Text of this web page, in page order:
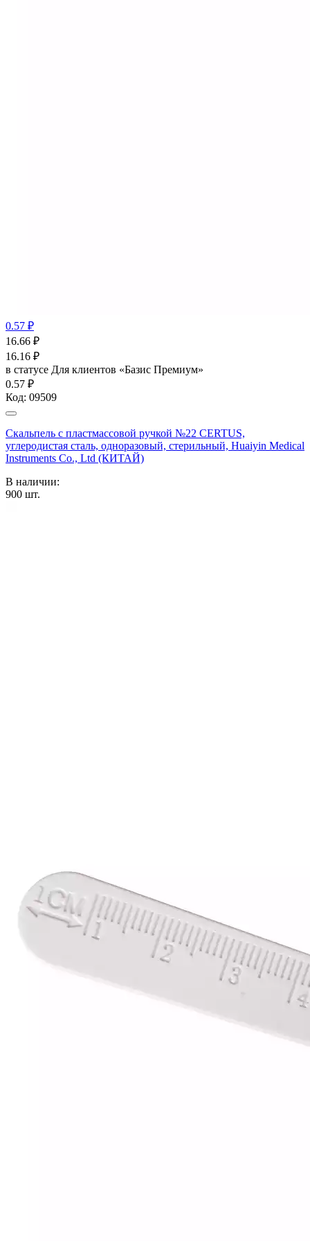
0.57 ₽
16.66 ₽
16.16 ₽
в статусе Для клиентов «Базис Премиум»
0.57 ₽
Код: 09509
Скальпель с пластмассовой ручкой №22 CERTUS,
углеродистая сталь, одноразовый, стерильный, Huaiyin Medical
Instruments Co., Ltd (КИТАЙ)
В наличии:
900 шт.